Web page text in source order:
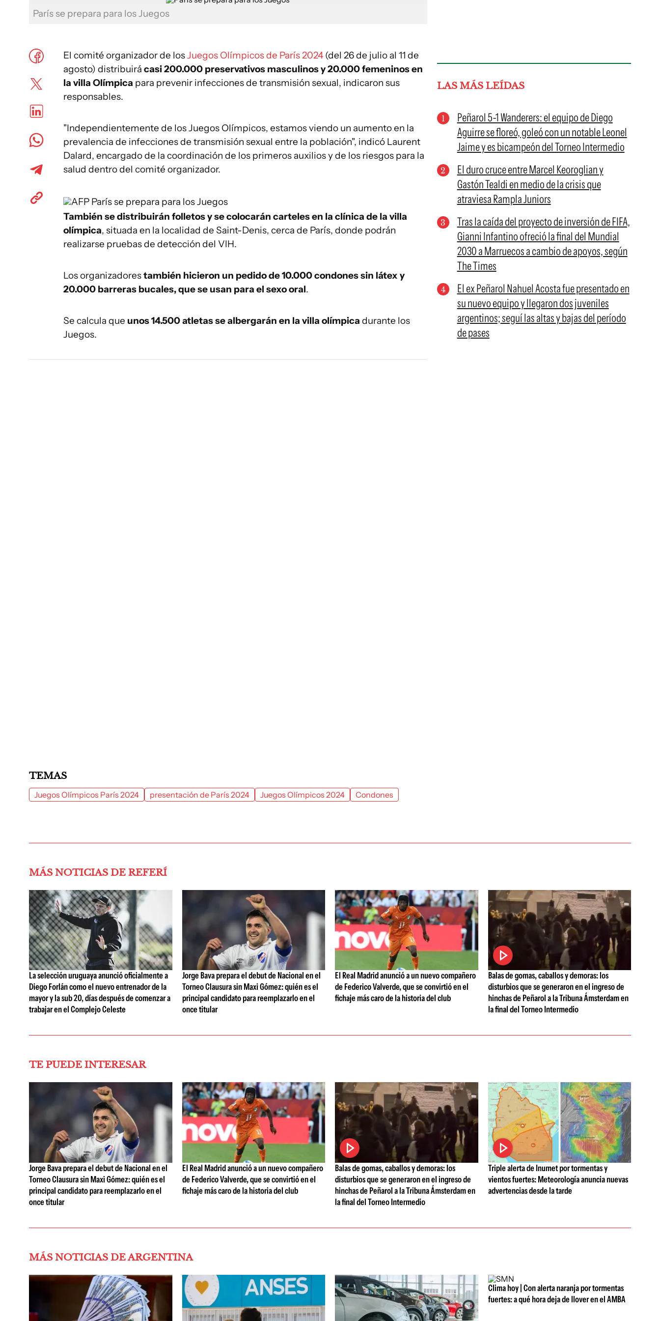
París se prepara para los Juegos
El comité organizador de losJuegos Olímpicos de París 2024 (del 26 de julio al 11 de
agosto) distribuirá casi 200.000 preservativos masculinos y 20.000 femeninos en
la villa Olímpica para prevenir infecciones de transmisión sexual, indicaron sus
responsables.
"Independientemente de los Juegos Olímpicos, estamos viendo un aumento en la
prevalencia de infecciones de transmisión sexual entre la población", indicó Laurent
Dalard, encargado de la coordinación de los primeros auxilios y de los riesgos para la
salud dentro del comité organizador.
AFP París se prepara para los Juegos
También se distribuirán folletos y se colocarán carteles en la clínica de la villa
olímpica, situada en la localidad de Saint-Denis, cerca de París, donde podrán
realizarse pruebas de detección del VIH.
Los organizadorestambién hicieron un pedido de 10.000 condones sin látex y
20.000 barreras bucales, que se usan para el sexo oral.
Se calcula que unos 14.500 atletas se albergarán en la villa olímpica durante los
Juegos.
LAS MÁS LEÍDAS
Peñarol 5-1 Wanderers: el equipo de Diego
Aguirre se floreó, goleó con un notable Leonel
Jaime y es bicampeón del Torneo Intermedio
El duro cruce entre Marcel Keoroglian y
Gastón Tealdi en medio de la crisis que
atraviesa Rampla Juniors
Tras la caída del proyecto de inversión de FIFA,
Gianni Infantino ofreció la final del Mundial
2030 a Marruecos a cambio de apoyos, según
The Times
El ex Peñarol Nahuel Acosta fue presentado en
su nuevo equipo y llegaron dos juveniles
argentinos; seguí las altas y bajas del período
de pases
TEMAS
Juegos Olímpicos París 2024 presentación de París 2024 Juegos Olímpicos 2024 Condones
MÁS NOTICIAS DE REFERÍ
La selección uruguaya anunció oficialmente a
Diego Forlán como el nuevo entrenador de la
mayor y la sub 20, días después de comenzar a
trabajar en el Complejo Celeste
Jorge Bava prepara el debut de Nacional en el
Torneo Clausura sin Maxi Gómez: quién es el
principal candidato para reemplazarlo en el
once titular
El Real Madrid anunció a un nuevo compañero
de Federico Valverde, que se convirtió en el
fichaje más caro de la historia del club
Balas de gomas, caballos y demoras: los
disturbios que se generaron en el ingreso de
hinchas de Peñarol a la Tribuna Ámsterdam en
la final del Torneo Intermedio
TE PUEDE INTERESAR
Jorge Bava prepara el debut de Nacional en el
Torneo Clausura sin Maxi Gómez: quién es el
principal candidato para reemplazarlo en el
once titular
El Real Madrid anunció a un nuevo compañero
de Federico Valverde, que se convirtió en el
fichaje más caro de la historia del club
Balas de gomas, caballos y demoras: los
disturbios que se generaron en el ingreso de
hinchas de Peñarol a la Tribuna Ámsterdam en
la final del Torneo Intermedio
Triple alerta de Inumet por tormentas y
vientos fuertes: Meteorología anuncia nuevas
advertencias desde la tarde
MÁS NOTICIAS DE ARGENTINA
Clima hoy | Con alerta naranja por tormentas
fuertes: a qué hora deja de llover en el AMBA